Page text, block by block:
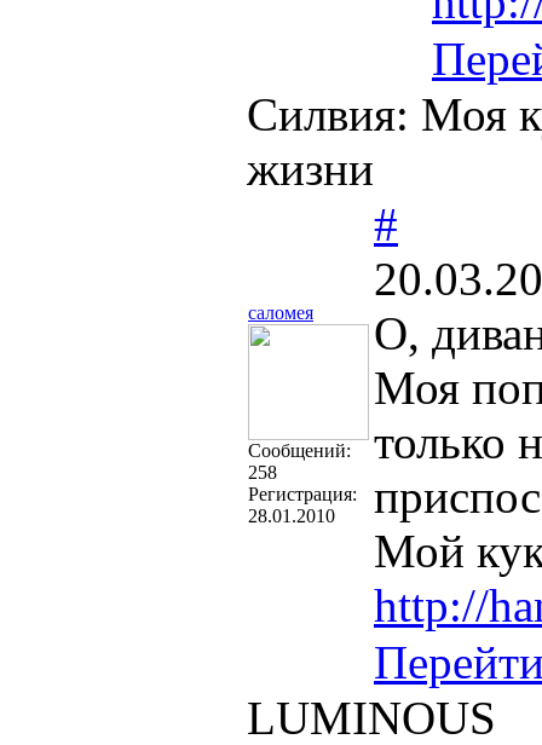
Силвия: Моя
жизни
саломея
Cообщений:
258
Регистрация:
28.01.2010
#
О,
Моя
только
Мой
http://
LUMINOUS